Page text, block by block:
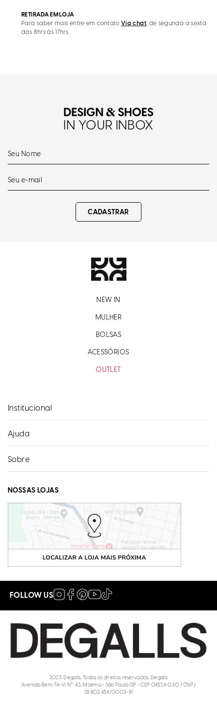
RETIRADA EM LOJA
Para saber mais entre em contato Via chat, de segunda a sexta
das 8hrs às 17hrs
IN YOUR INBOX
CADASTRAR
NEW IN
MULHER
BOLSAS
ACESSÓRIOS
OUTLET
Institucional
Ajuda
Sobre
NOSSAS LOJAS
FOLLOW US
2023, Degalls, Todos os direitos reservados, Degalls
Avenida Bem-Te-Vi N°: 43, Moema - São Paulo/SP - CEP 04524-030 / CNPJ
28.803.454/0003-81